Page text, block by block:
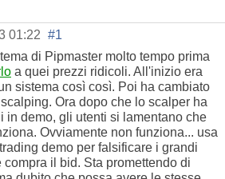
01:22 #1
di Pipmaster molto tempo prima
a quei prezzi ridicoli. All'inizio era
sistema così così. Poi ha cambiato
Ora dopo che lo scalper ha
in demo, gli utenti si lamentano che
Ovviamente non funziona... usa
demo per falsificare i grandi
compra il bid. Sta promettendo di